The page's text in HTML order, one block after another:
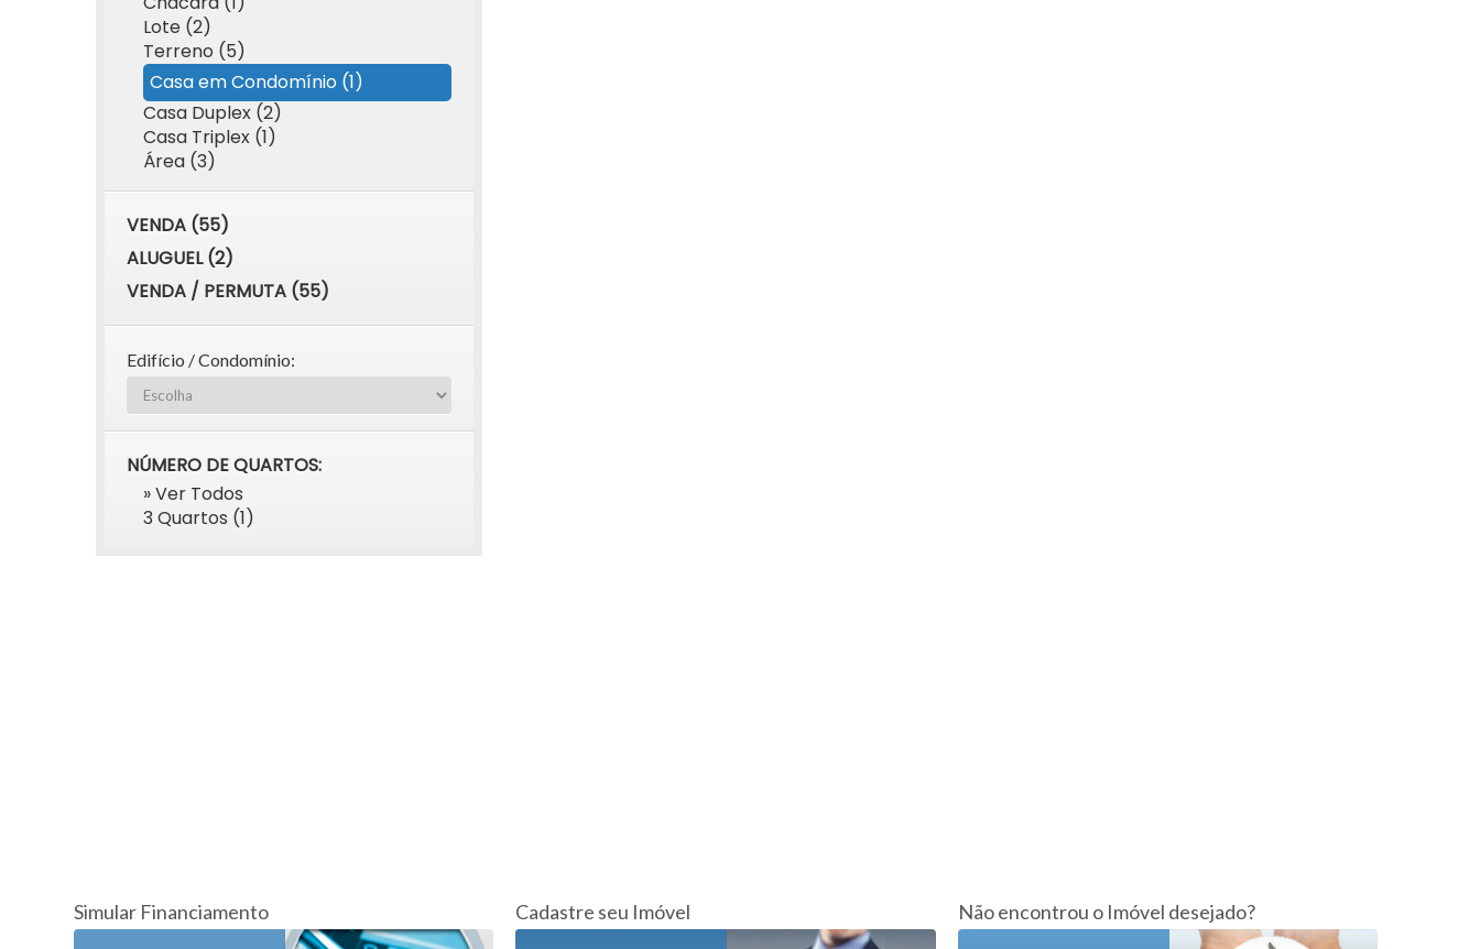
Lote (2)
Terreno (5)
Casa em Condomínio (1)
Casa Duplex (2)
Casa Triplex (1)
Área (3)
VENDA (55)
ALUGUEL (2)
VENDA / PERMUTA (55)
Edifício / Condomínio:
NÚMERO DE QUARTOS:
» Ver Todos
3 Quartos (1)
Simular Financiamento Cadastre seu Imóvel Não encontrou o Imóvel desejado?